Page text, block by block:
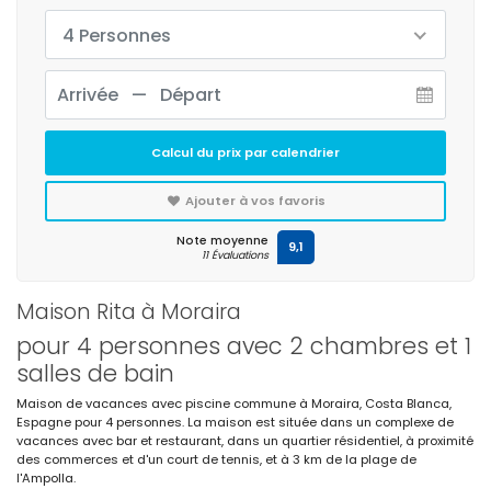
Maison Rita à Moraira
pour 4 personnes avec 2 chambres et 1
salles de bain
Maison de vacances avec piscine commune à Moraira, Costa Blanca,
Espagne pour 4 personnes. La maison est située dans un complexe de
vacances avec bar et restaurant, dans un quartier résidentiel, à proximité
des commerces et d'un court de tennis, et à 3 km de la plage de
l'Ampolla.
4 Personnes
Calcul du prix par calendrier
Ajouter à vos favoris
Note moyenne
11 Évaluations 9,1